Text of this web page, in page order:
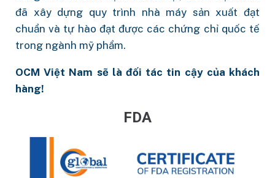
đã xây dựng quy trình nhà máy sản xuất đạt
chuẩn và tự hào đạt được các chứng chỉ quốc tế
trong ngành mỹ phẩm.
OCM Việt Nam sẽ là đối tác tin cậy của khách
hàng!
FDA